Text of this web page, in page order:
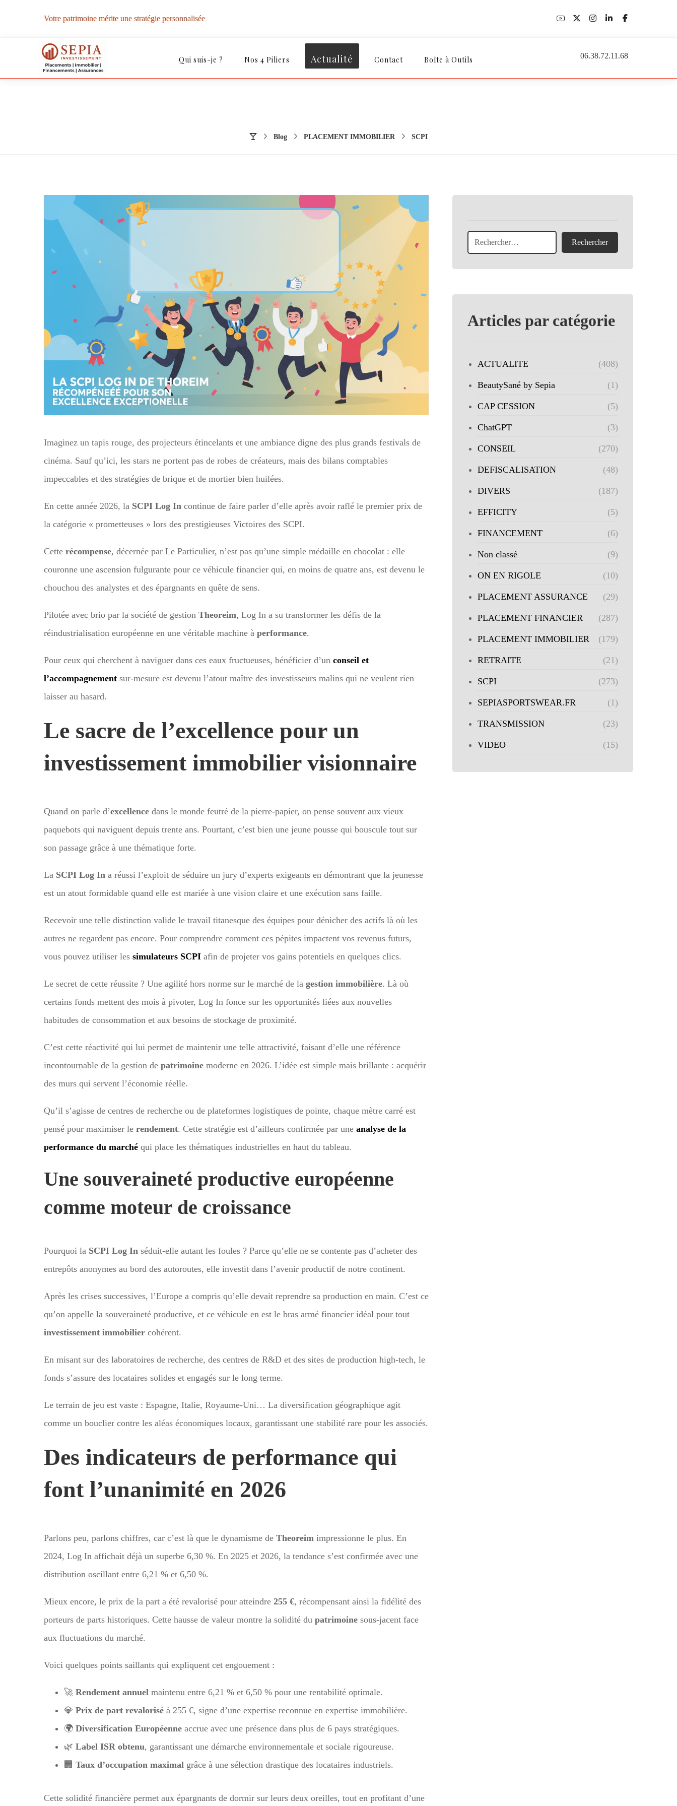
Votre patrimoine mérite une stratégie personnalisée
Qui suis-je ? Nos 4 Piliers Actualité Contact Boîte à Outils 06.38.72.11.68
Blog PLACEMENT IMMOBILIER SCPI
Imaginez un tapis rouge, des projecteurs étincelants et une ambiance digne des plus grands festivals de
cinéma. Sauf qu’ici, les stars ne portent pas de robes de créateurs, mais des bilans comptables
impeccables et des stratégies de brique et de mortier bien huilées.
En cette année 2026, la SCPI Log In continue de faire parler d’elle après avoir raflé le premier prix de
la catégorie « prometteuses » lors des prestigieuses Victoires des SCPI.
Cette récompense, décernée par Le Particulier, n’est pas qu’une simple médaille en chocolat : elle
couronne une ascension fulgurante pour ce véhicule financier qui, en moins de quatre ans, est devenu le
chouchou des analystes et des épargnants en quête de sens.
Pilotée avec brio par la société de gestion Theoreim, Log In a su transformer les défis de la
réindustrialisation européenne en une véritable machine à performance.
Pour ceux qui cherchent à naviguer dans ces eaux fructueuses, bénéficier d’un conseil et
l’accompagnement sur-mesure est devenu l’atout maître des investisseurs malins qui ne veulent rien
laisser au hasard.
Le sacre de l’excellence pour un
investissement immobilier visionnaire
Quand on parle d’excellence dans le monde feutré de la pierre-papier, on pense souvent aux vieux
paquebots qui naviguent depuis trente ans. Pourtant, c’est bien une jeune pousse qui bouscule tout sur
son passage grâce à une thématique forte.
La SCPI Log In a réussi l’exploit de séduire un jury d’experts exigeants en démontrant que la jeunesse
est un atout formidable quand elle est mariée à une vision claire et une exécution sans faille.
Recevoir une telle distinction valide le travail titanesque des équipes pour dénicher des actifs là où les
autres ne regardent pas encore. Pour comprendre comment ces pépites impactent vos revenus futurs,
vous pouvez utiliser les simulateurs SCPI afin de projeter vos gains potentiels en quelques clics.
Le secret de cette réussite ? Une agilité hors norme sur le marché de la gestion immobilière. Là où
certains fonds mettent des mois à pivoter, Log In fonce sur les opportunités liées aux nouvelles
habitudes de consommation et aux besoins de stockage de proximité.
C’est cette réactivité qui lui permet de maintenir une telle attractivité, faisant d’elle une référence
incontournable de la gestion de patrimoine moderne en 2026. L’idée est simple mais brillante : acquérir
des murs qui servent l’économie réelle.
Qu’il s’agisse de centres de recherche ou de plateformes logistiques de pointe, chaque mètre carré est
pensé pour maximiser le rendement. Cette stratégie est d’ailleurs confirmée par une analyse de la
performance du marché qui place les thématiques industrielles en haut du tableau.
Une souveraineté productive européenne
comme moteur de croissance
Pourquoi la SCPI Log In séduit-elle autant les foules ? Parce qu’elle ne se contente pas d’acheter des
entrepôts anonymes au bord des autoroutes, elle investit dans l’avenir productif de notre continent.
Après les crises successives, l’Europe a compris qu’elle devait reprendre sa production en main. C’est ce
qu’on appelle la souveraineté productive, et ce véhicule en est le bras armé financier idéal pour tout
investissement immobilier cohérent.
En misant sur des laboratoires de recherche, des centres de R&D et des sites de production high-tech, le
fonds s’assure des locataires solides et engagés sur le long terme.
Le terrain de jeu est vaste : Espagne, Italie, Royaume-Uni… La diversification géographique agit
comme un bouclier contre les aléas économiques locaux, garantissant une stabilité rare pour les associés.
Des indicateurs de performance qui
font l’unanimité en 2026
Parlons peu, parlons chiffres, car c’est là que le dynamisme de Theoreim impressionne le plus. En
2024, Log In affichait déjà un superbe 6,30 %. En 2025 et 2026, la tendance s’est confirmée avec une
distribution oscillant entre 6,21 % et 6,50 %.
Mieux encore, le prix de la part a été revalorisé pour atteindre 255 €, récompensant ainsi la fidélité des
porteurs de parts historiques. Cette hausse de valeur montre la solidité du patrimoine sous-jacent face
aux fluctuations du marché.
Voici quelques points saillants qui expliquent cet engouement :
🚀 Rendement annuel maintenu entre 6,21 % et 6,50 % pour une rentabilité optimale.
💎 Prix de part revalorisé à 255 €, signe d’une expertise reconnue en expertise immobilière.
🌍 Diversification Européenne accrue avec une présence dans plus de 6 pays stratégiques.
🌿 Label ISR obtenu, garantissant une démarche environnementale et sociale rigoureuse.
🏢 Taux d’occupation maximal grâce à une sélection drastique des locataires industriels.
Cette solidité financière permet aux épargnants de dormir sur leurs deux oreilles, tout en profitant d’une
Articles par catégorie
ACTUALITE (408)
BeautySané by Sepia (1)
CAP CESSION (5)
ChatGPT (3)
CONSEIL (270)
DEFISCALISATION (48)
DIVERS (187)
EFFICITY (5)
FINANCEMENT (6)
Non classé (9)
ON EN RIGOLE (10)
PLACEMENT ASSURANCE (29)
PLACEMENT FINANCIER (287)
PLACEMENT IMMOBILIER (179)
RETRAITE (21)
SCPI (273)
SEPIASPORTSWEAR.FR (1)
TRANSMISSION (23)
VIDEO (15)